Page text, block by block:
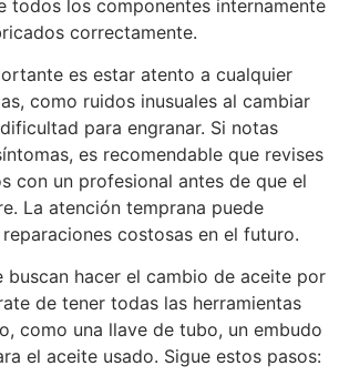
todos los componentes internamente
correctamente.
es estar atento a cualquier
como ruidos inusuales al cambiar
para engranar. Si notas
es recomendable que revises
con un profesional antes de que el
La atención temprana puede
costosas en el futuro.
buscan hacer el cambio de aceite por
de tener todas las herramientas
como una llave de tubo, un embudo
el aceite usado. Sigue estos pasos: